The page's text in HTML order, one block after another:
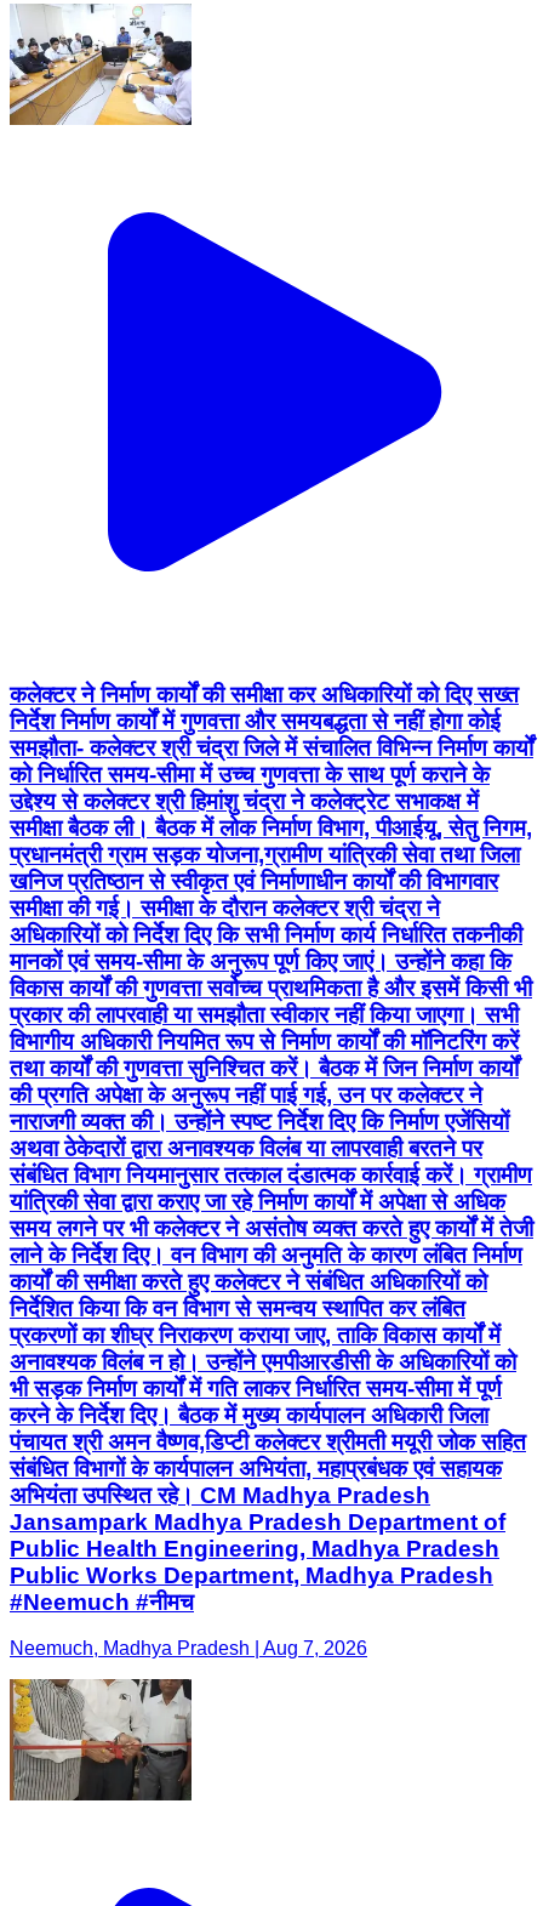
कलेक्टर ने निर्माण कार्यों की समीक्षा कर अधिकारियों को दिए सख्त
निर्देश निर्माण कार्यों में गुणवत्ता और समयबद्धता से नहीं होगा कोई
समझौता- कलेक्टर श्री चंद्रा जिले में संचालित विभिन्न निर्माण कार्यों
को निर्धारित समय-सीमा में उच्च गुणवत्ता के साथ पूर्ण कराने के
उद्देश्य से कलेक्टर श्री हिमांशु चंद्रा ने कलेक्ट्रेट सभाकक्ष में
समीक्षा बैठक ली। बैठक में लोक निर्माण विभाग, पीआईयू, सेतु निगम,
प्रधानमंत्री ग्राम सड़क योजना,ग्रामीण यांत्रिकी सेवा तथा जिला
खनिज प्रतिष्ठान से स्वीकृत एवं निर्माणाधीन कार्यों की विभागवार
समीक्षा की गई। समीक्षा के दौरान कलेक्टर श्री चंद्रा ने
अधिकारियों को निर्देश दिए कि सभी निर्माण कार्य निर्धारित तकनीकी
मानकों एवं समय-सीमा के अनुरूप पूर्ण किए जाएं। उन्होंने कहा कि
विकास कार्यों की गुणवत्ता सर्वोच्च प्राथमिकता है और इसमें किसी भी
प्रकार की लापरवाही या समझौता स्वीकार नहीं किया जाएगा। सभी
विभागीय अधिकारी नियमित रूप से निर्माण कार्यों की मॉनिटरिंग करें
तथा कार्यों की गुणवत्ता सुनिश्चित करें। बैठक में जिन निर्माण कार्यों
की प्रगति अपेक्षा के अनुरूप नहीं पाई गई, उन पर कलेक्टर ने
नाराजगी व्यक्त की। उन्होंने स्पष्ट निर्देश दिए कि निर्माण एजेंसियों
अथवा ठेकेदारों द्वारा अनावश्यक विलंब या लापरवाही बरतने पर
संबंधित विभाग नियमानुसार तत्काल दंडात्मक कार्रवाई करें। ग्रामीण
यांत्रिकी सेवा द्वारा कराए जा रहे निर्माण कार्यों में अपेक्षा से अधिक
समय लगने पर भी कलेक्टर ने असंतोष व्यक्त करते हुए कार्यों में तेजी
लाने के निर्देश दिए। वन विभाग की अनुमति के कारण लंबित निर्माण
कार्यों की समीक्षा करते हुए कलेक्टर ने संबंधित अधिकारियों को
निर्देशित किया कि वन विभाग से समन्वय स्थापित कर लंबित
प्रकरणों का शीघ्र निराकरण कराया जाए, ताकि विकास कार्यों में
अनावश्यक विलंब न हो। उन्होंने एमपीआरडीसी के अधिकारियों को
भी सड़क निर्माण कार्यों में गति लाकर निर्धारित समय-सीमा में पूर्ण
करने के निर्देश दिए। बैठक में मुख्य कार्यपालन अधिकारी जिला
पंचायत श्री अमन वैष्णव,डिप्टी कलेक्टर श्रीमती मयूरी जोक सहित
संबंधित विभागों के कार्यपालन अभियंता, महाप्रबंधक एवं सहायक
अभियंता उपस्थित रहे। CM Madhya Pradesh
Jansampark Madhya Pradesh Department of
Public Health Engineering, Madhya Pradesh
Public Works Department, Madhya Pradesh
#Neemuch #नीमच
Neemuch, Madhya Pradesh | Aug 7, 2026